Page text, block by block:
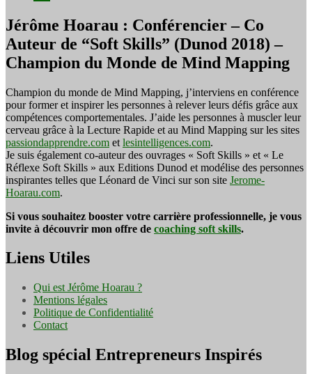
Jérôme Hoarau : Conférencier – Co
Auteur de “Soft Skills” (Dunod 2018) –
Champion du Monde de Mind Mapping
Champion du monde de Mind Mapping, j’interviens en conférence
pour former et inspirer les personnes à relever leurs défis grâce aux
compétences comportementales. J’aide les personnes à muscler leur
cerveau grâce à la Lecture Rapide et au Mind Mapping sur les sites
passiondapprendre.com et lesintelligences.com.
Je suis également co-auteur des ouvrages « Soft Skills » et « Le
Réflexe Soft Skills » aux Editions Dunod et modélise des personnes
inspirantes telles que Léonard de Vinci sur son site Jerome-
Hoarau.com.
Si vous souhaitez booster votre carrière professionnelle, je vous
invite à découvrir mon offre de coaching soft skills.
Liens Utiles
Qui est Jérôme Hoarau ?
Mentions légales
Politique de Confidentialité
Contact
Blog spécial Entrepreneurs Inspirés